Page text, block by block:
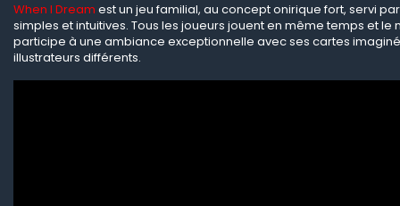
When I Dream est un jeu familial, au concept onirique fort, servi
simples et intuitives. Tous les joueurs jouent en même temps et
participe à une ambiance exceptionnelle avec ses cartes
illustrateurs différents.